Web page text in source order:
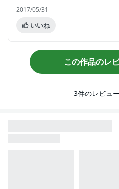
2017/05/31
いいね
この作品のレ
3件のレビュ